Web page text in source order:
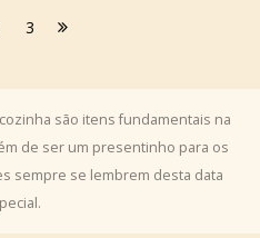
3
são itens fundamentais na
de ser um presentinho para os
sempre se lembrem desta data